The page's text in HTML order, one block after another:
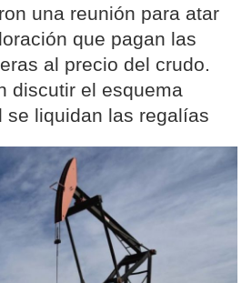
una reunión para atar
que pagan las
al precio del crudo.
discutir el esquema
se liquidan las regalías